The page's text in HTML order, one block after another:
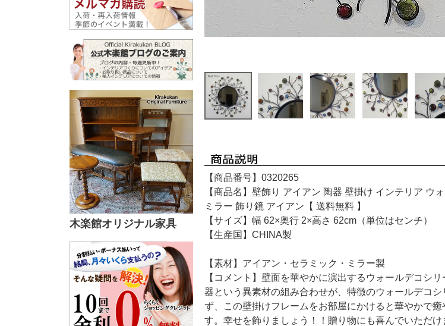
木楽館オリジナル家具
【商品番号】0320265
【商品名】壁飾り アイアン 陶器 壁掛け インテリア ウ
ミラー 飾り鏡 アイアン【 送料無料 】
【サイズ】幅 62×奥行 2×高さ 62cm（単位はセンチ）
【生産国】CHINA製
【素材】アイアン・セラミック・ミラー製
【コメント】壁面を華やかに演出するウォールデコシ
器という異素材の組み合わせが、特徴のウォールデコシ
ず、この壁掛けフレームをお部屋にかけると華やかで癒
す。幸せを飾りましょう！！贈り物にも喜んでいただけ